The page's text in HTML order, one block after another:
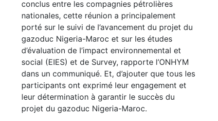
conclus entre les compagnies pétrolières
nationales, cette réunion a principalement
porté sur le suivi de l’avancement du projet du
gazoduc Nigeria-Maroc et sur les études
d’évaluation de l’impact environnemental et
social (EIES) et de Survey, rapporte l’ONHYM
dans un communiqué. Et, d’ajouter que tous les
participants ont exprimé leur engagement et
leur détermination à garantir le succès du
projet du gazoduc Nigeria-Maroc.